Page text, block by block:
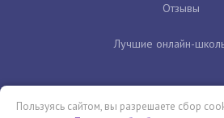
Отзывы
Лучшие онлайн-
Пользуясь сайтом, вы разрешаете сбор